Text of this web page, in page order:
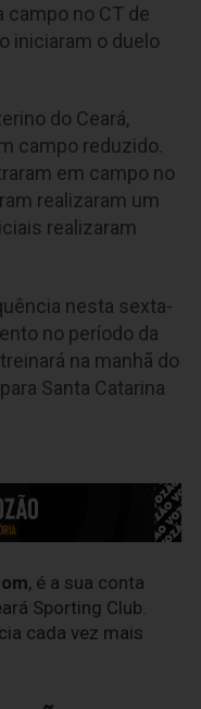
campo no CT de
iniciaram o duelo
do Ceará,
campo reduzido.
em campo no
realizaram um
realizaram
nesta sexta-
no período da
na manhã do
Santa Catarina
, é a sua conta
Sporting Club.
cada vez mais